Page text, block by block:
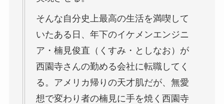
そんな自分史上最高の生活を満喫して
いたある日、年下のイケメンエンジニ
ア・楠見俊直（くすみ・としなお）が
西園寺さんの勤める会社に転職してく
る。アメリカ帰りの天才肌だが、無愛
想で変わり者の楠見に手を焼く西園寺